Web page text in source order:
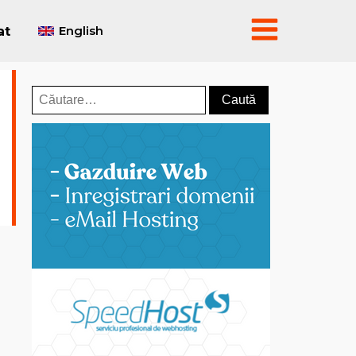
English
Caută
după: